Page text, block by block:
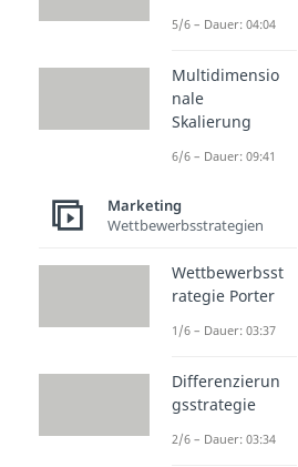
Ansatz):
Schätzung
Ansatz):
Markt
werden
5/6 – Dauer: 04:04
Multidimensio
nale
Skalierung
6/6 – Dauer: 09:41
Marketing
Wettbewerbsstrategien
Wettbewerbsst
rategie Porter
1/6 – Dauer: 03:37
Differenzierun
gsstrategie
2/6 – Dauer: 03:34